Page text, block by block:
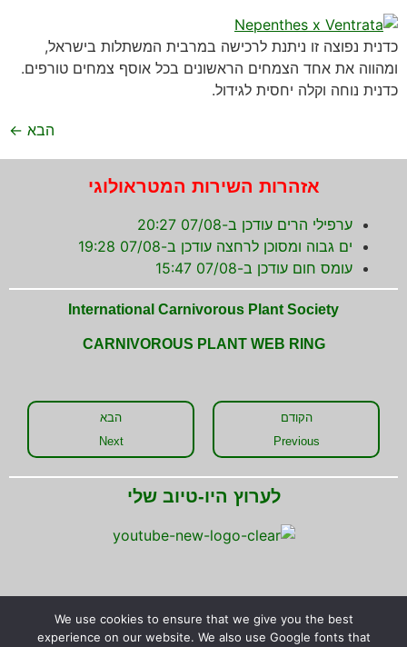
כדנית נפוצה זו ניתנת לרכישה במרבית המשתלות בישראל,
ומהווה את אחד הצמחים הראשונים בכל אוסף צמחים טורפים.
כדנית נוחה וקלה יחסית לגידול.
הבא ←
אזהרות השירות המטראולוגי
ערפילי הרים עודכן ב-07/08 20:27
ים גבוה ומסוכן לרחצה עודכן ב-07/08 19:28
עומס חום עודכן ב-07/08 15:47
International Carnivorous Plant Society
CARNIVOROUS PLANT WEB RING
הקודם
Previous
הבא
Next
לערוץ היו-טיוב שלי
We use cookies to ensure that we give you the best
experience on our website. We also use Google fonts that